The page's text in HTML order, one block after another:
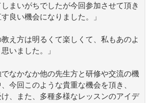
まいがちでしたが今回参加させて頂き
良い機会になりました。」
教え方は明るくて楽しくて、私もあのよ
いました。」
でなかなか他の先生方と研修や交流の機
今回このような貴重な機会を頂き、
、また、多種多様なレッスンのアイデ